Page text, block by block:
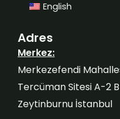
English
Adres
Merkez:
Merkezefendi
Tercüman Sitesi A-2
Zeytinburnu İstanbul